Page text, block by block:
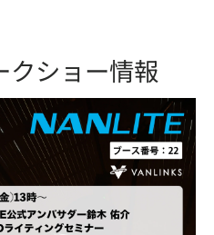
クショー情報